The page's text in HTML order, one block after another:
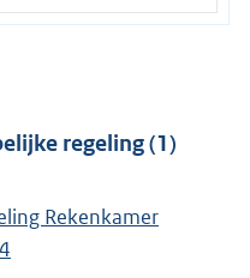
regeling (1)
Rekenkamer